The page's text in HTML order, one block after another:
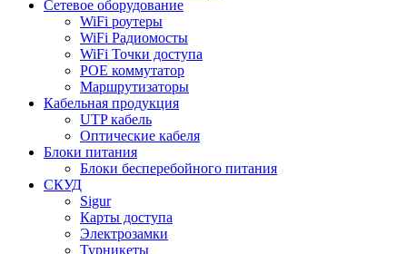
Сетевое оборудование
WiFi роутеры
WiFi Радиомосты
WiFi Точки доступа
POE коммутатор
Маршрутизаторы
Кабельная продукция
UTP кабель
Оптические кабеля
Блоки питания
Блоки бесперебойного питания
СКУД
Sigur
Карты доступа
Электрозамки
Турникеты